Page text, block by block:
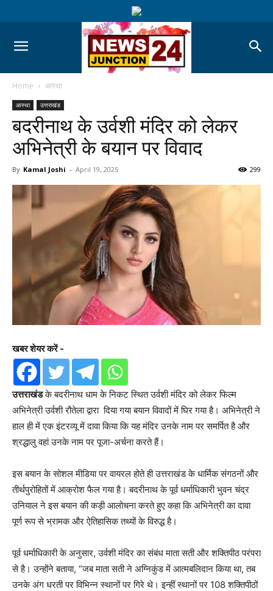
Home आस्था
आस्था उत्तराखंड
बदरीनाथ के उर्वशी मंदिर को लेकर
अभिनेत्री के बयान पर विवाद
By Kamal Joshi - April 19, 2025 299
खबर शेयर करें -
उत्तराखंडके बदरीनाथ धाम के निकट स्थित उर्वशी मंदिर को लेकर फिल्म
अभिनेत्री उर्वशी रौतेला द्वारा दिया गया बयान विवादों में घिर गया है। अभिनेत्री ने
हाल ही में एक इंटरव्यू में दावा किया कि यह मंदिर उनके नाम पर समर्पित है और
श्रद्धालु वहां उनके नाम पर पूजा-अर्चना करते हैं।
इस बयान के सोशल मीडिया पर वायरल होते ही उत्तराखंड के धार्मिक संगठनों और
तीर्थपुरोहितों में आक्रोश फैल गया है। बदरीनाथ के पूर्व धर्माधिकारी भुवन चंद्र
उनियाल ने इस बयान की कड़ी आलोचना करते हुए कहा कि अभिनेत्री का दावा
पूर्ण रूप से भ्रामक और ऐतिहासिक तथ्यों के विरुद्ध है।
पूर्व धर्माधिकारी के अनुसार, उर्वशी मंदिर का संबंध माता सती और शक्तिपीठ परंपरा
से है। उन्होंने बताया, “जब माता सती ने अग्निकुंड में आत्मबलिदान किया था, तब
उनके अंग धरती पर विभिन्न स्थानों पर गिरे थे। इन्हीं स्थानों पर 108 शक्तिपीठों